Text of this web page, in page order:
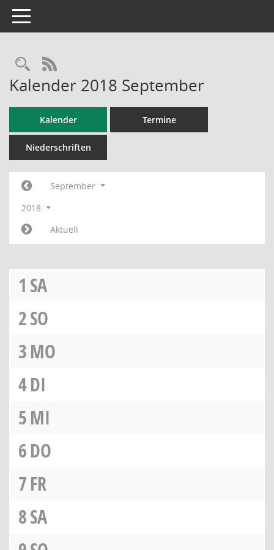
Toggle navigation
RSS-Feed
Kalender 2018 September
Kalender Termine
Niederschriften
September
2018
Aktuell
1 SA
2SO
3MO
4DI
5MI
6DO
7FR
8SA